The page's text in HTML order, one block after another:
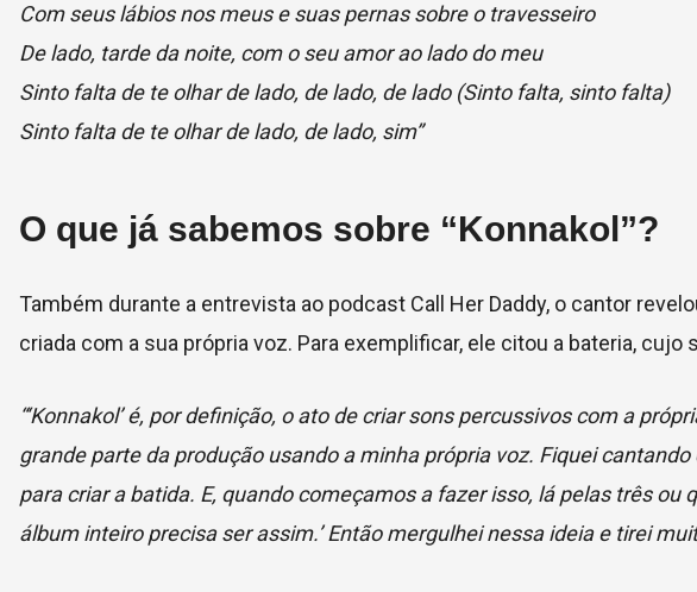
Com seus lábios nos meus e suas pernas sobre o travesseiro
De lado, tarde da noite, com o seu amor ao lado do meu
Sinto falta de te olhar de lado, de lado, de lado (Sinto falta, sinto falta)
Sinto falta de te olhar de lado, de lado, sim”
O que já sabemos sobre “Konnakol”?
Também durante a entrevista ao podcast Call Her Daddy, o cantor
criada com a sua própria voz. Para exemplificar, ele citou a bateria,
“‘Konnakol’ é, por definição, o ato de criar sons percussivos com a
grande parte da produção usando a minha própria voz. Fiquei
para criar a batida. E, quando começamos a fazer isso, lá pelas três ou
álbum inteiro precisa ser assim.’ Então mergulhei nessa ideia e tirei